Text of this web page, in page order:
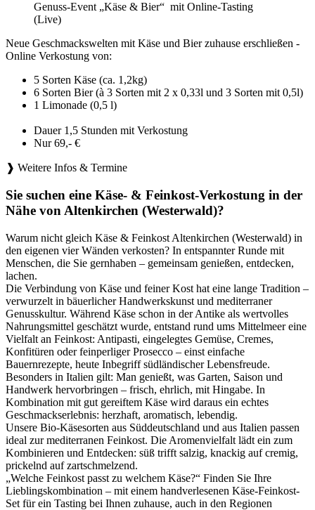
Genuss-Event „Käse & Bier“ mit Online-Tasting
(Live)
Neue Geschmackswelten mit Käse und Bier zuhause erschließen -
Online Verkostung von:
5 Sorten Käse (ca. 1,2kg)
6 Sorten Bier (à 3 Sorten mit 2 x 0,33l und 3 Sorten mit 0,5l)
1 Limonade (0,5 l)
Dauer 1,5 Stunden mit Verkostung
Nur 69,- €
❱ Weitere Infos & Termine
Sie suchen eine Käse- & Feinkost-Verkostung in der
Nähe von Altenkirchen (Westerwald)?
Warum nicht gleich Käse & Feinkost Altenkirchen (Westerwald) in
den eigenen vier Wänden verkosten? In entspannter Runde mit
Menschen, die Sie gernhaben – gemeinsam genießen, entdecken,
lachen.
Die Verbindung von Käse und feiner Kost hat eine lange Tradition –
verwurzelt in bäuerlicher Handwerkskunst und mediterraner
Genusskultur. Während Käse schon in der Antike als wertvolles
Nahrungsmittel geschätzt wurde, entstand rund ums Mittelmeer eine
Vielfalt an Feinkost: Antipasti, eingelegtes Gemüse, Cremes,
Konfitüren oder feinperliger Prosecco – einst einfache
Bauernrezepte, heute Inbegriff südländischer Lebensfreude.
Besonders in Italien gilt: Man genießt, was Garten, Saison und
Handwerk hervorbringen – frisch, ehrlich, mit Hingabe. In
Kombination mit gut gereiftem Käse wird daraus ein echtes
Geschmackserlebnis: herzhaft, aromatisch, lebendig.
Unsere Bio-Käsesorten aus Süddeutschland und aus Italien passen
ideal zur mediterranen Feinkost. Die Aromenvielfalt lädt ein zum
Kombinieren und Entdecken: süß trifft salzig, knackig auf cremig,
prickelnd auf zartschmelzend.
„Welche Feinkost passt zu welchem Käse?“ Finden Sie Ihre
Lieblingskombination – mit einem handverlesenen Käse-Feinkost-
Set für ein Tasting bei Ihnen zuhause, auch in den Regionen